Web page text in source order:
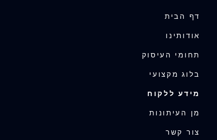
דף הבית
אודותינו
תחומי העיסוק
בלוג מקצועי
מידע ללקוח
מן העיתונות
צור קשר